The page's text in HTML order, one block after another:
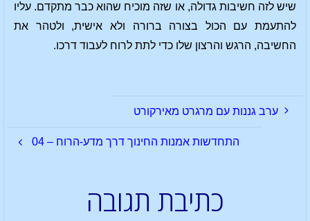
שיש לזה חשיבות גדולה, או שזה מוכיח שהוא כבר מתקדם. עליו
להתעמת עם הכול בצורה ברורה ולא אישית, ולטהר את
החשיבה, הרגש והרצון שלו כדי לתת לרוח לעבוד דרכו.
ערב גננות עם מרגרט מאירקורט
התחדשות אמנות החינוך דרך מדע-הרוח – 04
כתיבת תגובה